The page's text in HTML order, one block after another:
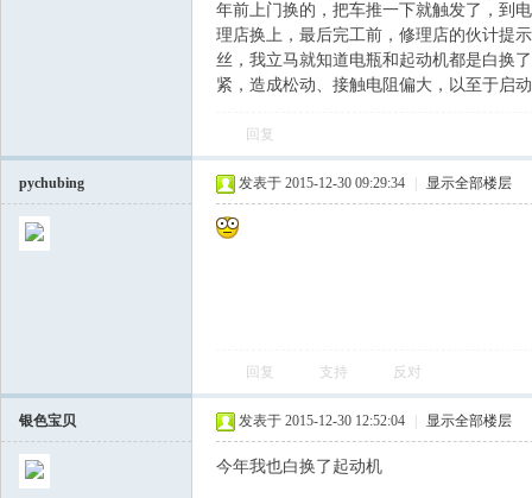
年前上门换的，把车推一下就触发了，到
理店换上，最后完工前，修理店的伙计提
丝，我立马就知道电瓶和起动机都是白换
紧，造成松动、接触电阻偏大，以至于启
回复
pychubing 发表于 2015-12-30 09:29:34 显示全部楼层
回复 支持 反对
银色宝贝 发表于 2015-12-30 12:52:04 显示全部楼层
今年我也白换了起动机